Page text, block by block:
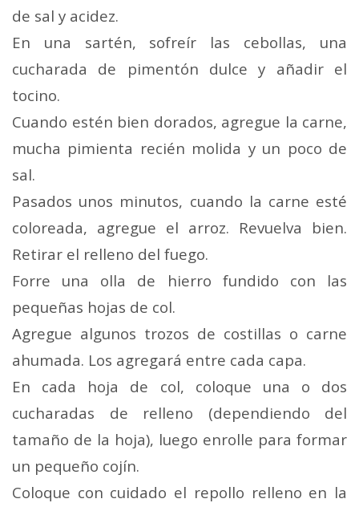
de sal y acidez.
En una sartén, sofreír las cebollas, una
cucharada de pimentón dulce y añadir el
tocino.
Cuando estén bien dorados, agregue la carne,
mucha pimienta recién molida y un poco de
sal.
Pasados ​​unos minutos, cuando la carne esté
coloreada, agregue el arroz. Revuelva bien.
Retirar el relleno del fuego.
Forre una olla de hierro fundido con las
pequeñas hojas de col.
Agregue algunos trozos de costillas o carne
ahumada. Los agregará entre cada capa.
En cada hoja de col, coloque una o dos
cucharadas de relleno (dependiendo del
tamaño de la hoja), luego enrolle para formar
un pequeño cojín.
Coloque con cuidado el repollo relleno en la